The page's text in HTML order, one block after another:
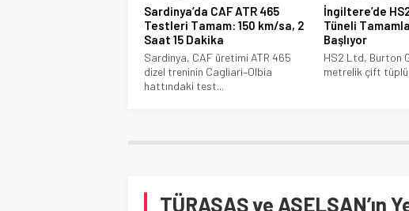
Sardinya’da CAF ATR 465
Testleri Tamam: 150 km/sa, 2
Saat 15 Dakika
Sardinya, CAF üretimi ATR 465
dizel treninin Cagliari–Olbia
hattındaki test...
İngiltere’de
Tüneli
Başlıyor
HS2 Ltd, Burton
metrelik çift tüplü
TÜRASAŞ ve ASELSAN’ın